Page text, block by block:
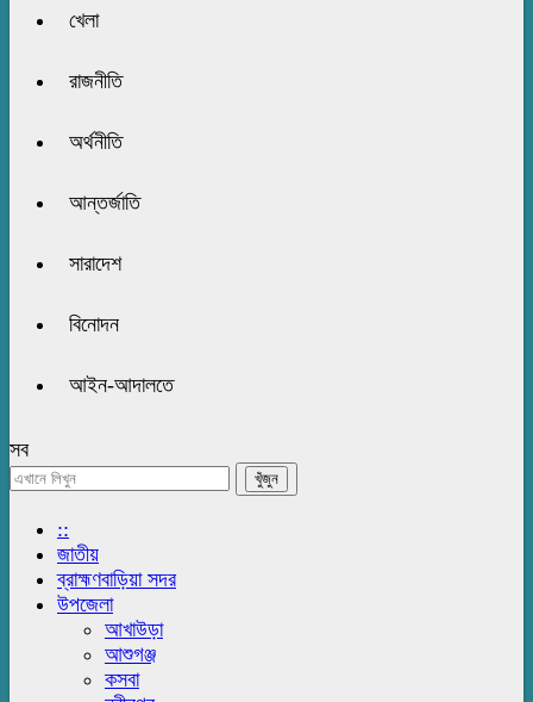
খেলা
রাজনীতি
অর্থনীতি
আন্তর্জাতি
সারাদেশ
বিনোদন
আইন-আদালতে
সব
::
জাতীয়
ব্রাহ্মণবাড়িয়া সদর
উপজেলা
আখাউড়া
আশুগঞ্জ
কসবা